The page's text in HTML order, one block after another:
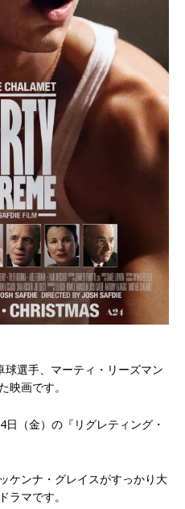
選手、マーティ・リーズマン
映画です。
（金）の『リグレティング・
ケンナ・グレイスがすっかり大
ラマです。